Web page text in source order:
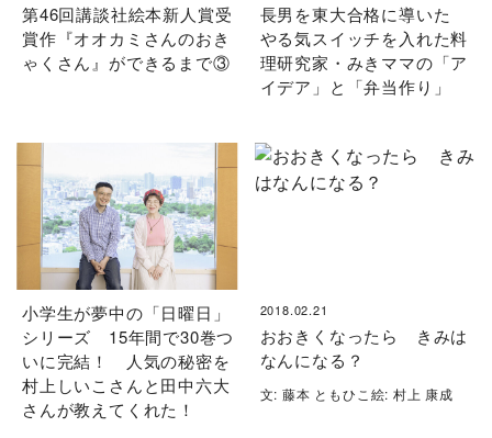
第46回講談社絵本新人賞受
賞作『オオカミさんのおき
ゃくさん』ができるまで③
長男を東大合格に導いた
やる気スイッチを入れた料
理研究家・みきママの「ア
イデア」と「弁当作り」
小学生が夢中の「日曜日」
シリーズ 15年間で30巻つ
いに完結！ 人気の秘密を
村上しいこさんと田中六大
さんが教えてくれた！
2018.02.21
おおきくなったら きみは
なんになる？
文: 藤本 ともひこ絵: 村上 康成